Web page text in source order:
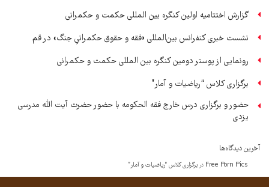
گزارش اختتامیه اولین کنگره بین المللی حکمت و حکمرانی
نشست خبری کنفرانس بین‌المللی «فقه و حقوق حکمرانیِ جنگ» در قم
رونمایی از پوستر دومین کنگره بین المللی حکمت و حکمرانی
برگزاری کلاس “ریاضیات و آمار”
حضور و برگزاری درس خارج فقه الحکومه با حضور حضرت آیت الله مدرسی
یزدی
آخرین دیدگاه‌ها
Free Porn Pics در برگزاری کلاس “ریاضیات و آمار”